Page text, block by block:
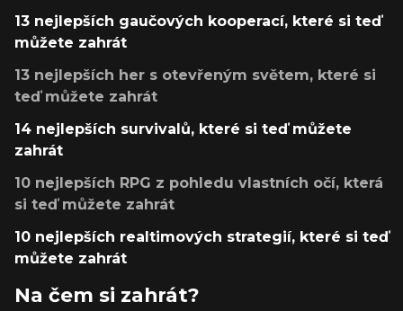
13 nejlepších gaučových kooperací, které si teď
můžete zahrát
13 nejlepších her s otevřeným světem, které si
teď můžete zahrát
14 nejlepších survivalů, které si teď můžete
zahrát
10 nejlepších RPG z pohledu vlastních očí, která
si teď můžete zahrát
10 nejlepších realtimových strategií, které si teď
můžete zahrát
Na čem si zahrát?